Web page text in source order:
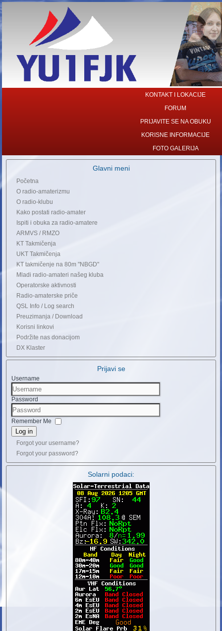
KONTAKT I LOKACIJE
FORUM
PRIJAVITE SE NA OBUKU
KORISNE INFORMACIJE
FOTO GALERIJA
Glavni meni
Početna
O radio-amaterizmu
O radio-klubu
Kako postati radio-amater
Ispiti i obuka za radio-amatere
ARMVS / RMZO
KT Takmičenja
UKT Takmičenja
KT takmičenje na 80m "NBGD"
Mladi radio-amateri našeg kluba
Operatorske aktivnosti
Radio-amaterske priče
QSL Info / Log search
Preuzimanja / Download
Korisni linkovi
Podržite nas donacijom
DX Klaster
Prijavi se
Username
Password
Remember Me
Log in
Forgot your username?
Forgot your password?
Solarni podaci: